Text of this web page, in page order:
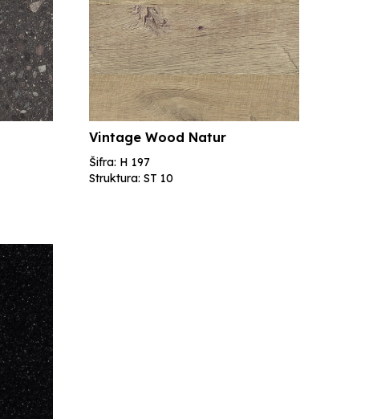
Vintage Wood Natur
Šifra: H 197
Struktura: ST 10